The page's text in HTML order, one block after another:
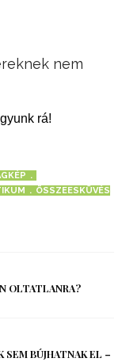
nem
rá!
ÖSSZEESKÜVÉS
OLTATLANRA?
SEM BÚJHATNAK EL –